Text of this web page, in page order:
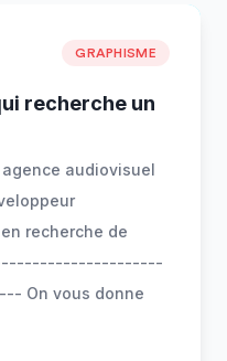
GRAPHISME
recherche un
audiovisuel
recherche de
vous donne